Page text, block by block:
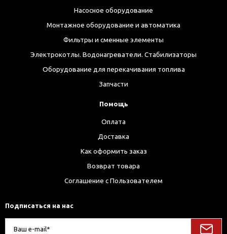
Насосное оборудование
Монтажное оборудование и автоматика
Фильтры и сменные элементы
Электрокотлы. Водонагреватели. Стабилизаторы
Оборудование для перекачивания топлива
Запчасти
Помощь
Оплата
Доставка
Как оформить заказ
Возврат товара
Соглашение с Пользователем
Подписаться на нас